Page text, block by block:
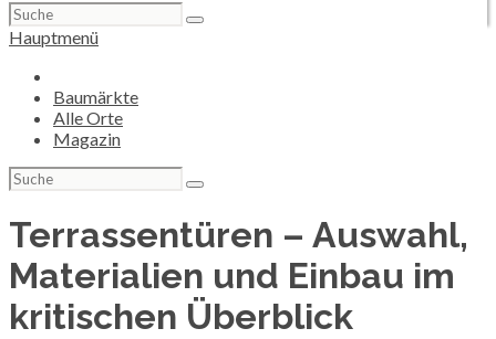
Suchen
nach:
Hauptmenü
Baumärkte
Alle Orte
Magazin
Suchen
nach:
Terrassentüren – Auswahl,
Materialien und Einbau im
kritischen Überblick